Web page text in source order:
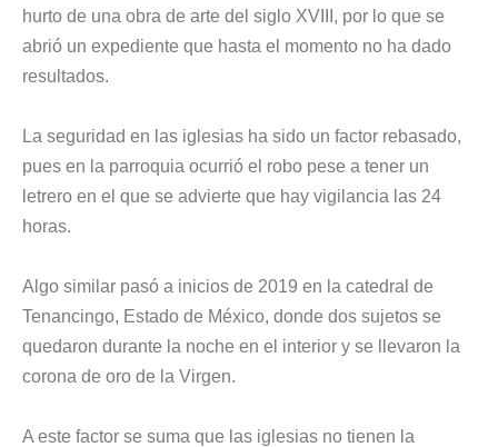
hurto de una obra de arte del siglo XVIII, por lo que se
abrió un expediente que hasta el momento no ha dado
resultados.
La seguridad en las iglesias ha sido un factor rebasado,
pues en la parroquia ocurrió el robo pese a tener un
letrero en el que se advierte que hay vigilancia las 24
horas.
Algo similar pasó a inicios de 2019 en la catedral de
Tenancingo, Estado de México, donde dos sujetos se
quedaron durante la noche en el interior y se llevaron la
corona de oro de la Virgen.
A este factor se suma que las iglesias no tienen la